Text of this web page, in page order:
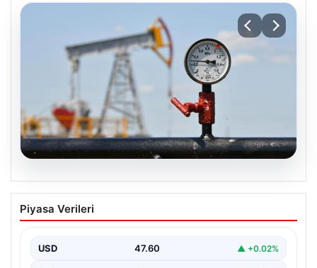
05.08.2026
Petrol fiyatları 25 Mayıs: Petrol fiyatları
düştü mü, ne kadar oldu? Brent petrol
Piyasa Verileri
USD 47.60 ▲ +0.02%